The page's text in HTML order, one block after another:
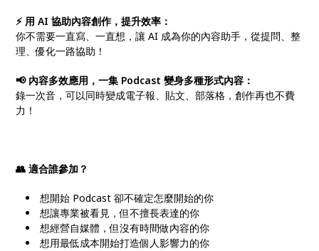
⚡ 用 AI 協助內容創作，提升效率：
你不需要一直寫、一直想，讓 AI 成為你的內容助手，從提問、整
理、優化一路協助！
📢 內容多效應用，一集 Podcast 變身多種形式內容：
錄一次音，可以同時變成電子報、貼文、部落格，創作再也不費
力！
👥 適合誰參加？
想開始 Podcast 卻不確定怎麼開始的你
想讓專業被看見，但不擅長表達的你
想經營自媒體，但沒有時間做內容的你
想用最低成本開始打造個人影響力的你